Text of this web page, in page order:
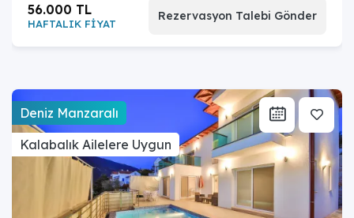
HAFTALIK FİYAT
56.000 TL Rezervasyon Talebi Gönder
Deniz Manzaralı
Kalabalık Ailelere Uygun